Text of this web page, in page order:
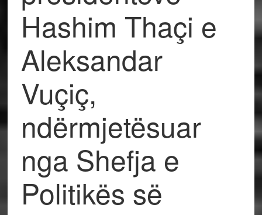
Hashim Thaçi e
Aleksandar
Vuçiç,
ndërmjetësuar
nga Shefja e
Politikës së